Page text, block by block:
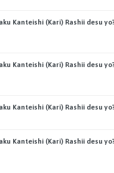
Kanteishi (Kari) Rashii desu
Kanteishi (Kari) Rashii desu
Kanteishi (Kari) Rashii desu
Kanteishi (Kari) Rashii desu